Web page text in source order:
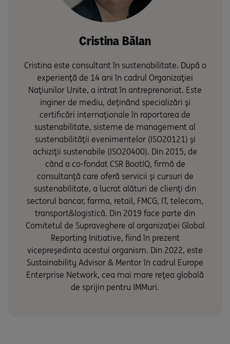
Cristina Bălan
Cristina este consultant în sustenabilitate. După o
experiență de 14 ani în cadrul Organizației
Națiunilor Unite, a intrat în antreprenoriat. Este
inginer de mediu, deținând specializări și
certificări internaționale în raportarea de
sustenabilitate, sisteme de management al
sustenabilității evenimentelor (ISO20121) și
achiziții sustenabile (ISO20400). Din 2015, de
când a co-fondat CSR BootIQ, firmă de
consultanță care oferă servicii și cursuri de
sustenabilitate, a lucrat alături de clienți din
sectorul bancar, farma, retail, FMCG, IT, telecom,
transport&logistică. Din 2019 face parte din
Comitetul de Supraveghere al organizației Global
Reporting Initiative, fiind în prezent
vicepreședinta acestui organism. Din 2022, este
Sustainability Advisor & Mentor în cadrul Europe
Enterprise Network, cea mai mare rețea globală
de sprijin pentru IMMuri.